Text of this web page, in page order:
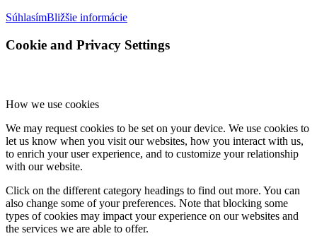
SúhlasímBližšie informácie
Cookie and Privacy Settings
How we use cookies
We may request cookies to be set on your device. We use cookies to
let us know when you visit our websites, how you interact with us,
to enrich your user experience, and to customize your relationship
with our website.
Click on the different category headings to find out more. You can
also change some of your preferences. Note that blocking some
types of cookies may impact your experience on our websites and
the services we are able to offer.